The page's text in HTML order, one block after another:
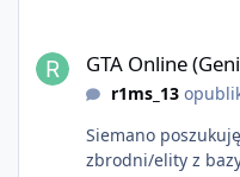
GTA Online
r1ms_13
Siemano
zbrodni/elity z